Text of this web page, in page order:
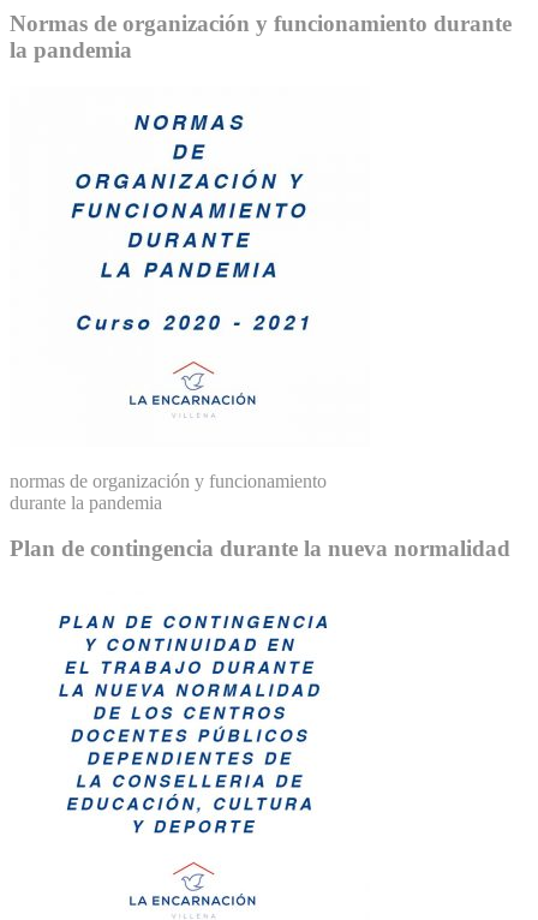
Normas de organización y funcionamiento durante
la pandemia
normas de organización y funcionamiento
durante la pandemia
Plan de contingencia durante la nueva normalidad